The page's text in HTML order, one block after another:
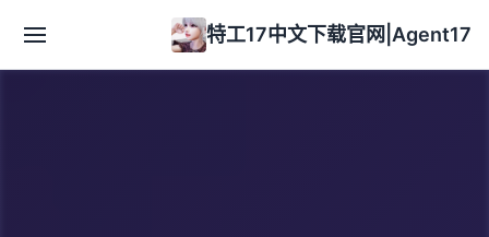
特工17中文下载官网|Agent17